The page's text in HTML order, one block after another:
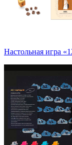
Настольная игра